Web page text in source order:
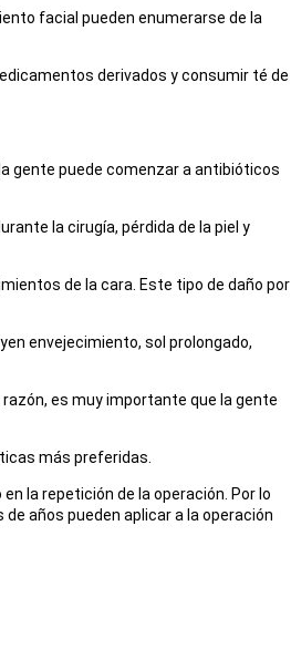
facial pueden enumerarse de la
derivados y consumir té de
gente puede comenzar a antibióticos
la cirugía, pérdida de la piel y
de la cara. Este tipo de daño por
envejecimiento, sol prolongado,
es muy importante que la gente
más preferidas.
la repetición de la operación. Por lo
años pueden aplicar a la operación